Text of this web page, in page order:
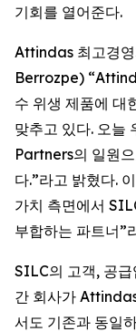
기회를 열어준다.
Attindas 최고경
Berrozpe)
수 위생 제품에 대
맞추고 있다. 오
Partners의 일원
다.”라고 밝혔다.
가치 측면에서
부합하는 파트너”
SILC의 고객, 공
간 회사가
서도 기존과 동일